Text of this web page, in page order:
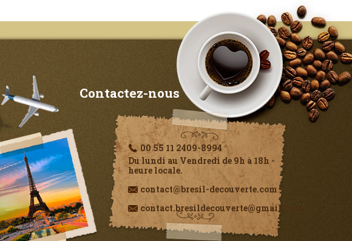
Contactez-nous
00 55 11 2409-8994
Du lundi au Vendredi de 9h à 18h -
heure locale.
contact@bresil-decouverte.com
contact.bresildecouverte@gmail.com